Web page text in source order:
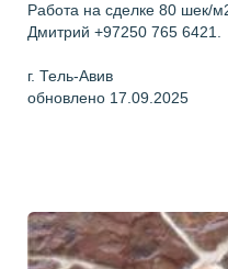
Работа на сделке 80 шек/
Дмитрий +97250 765 6421.
г. Тель-Авив
обновлено 17.09.2025